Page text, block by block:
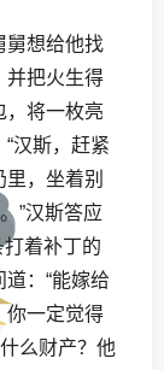
想给他找
并把火生得
，将一枚亮
汉斯，赶紧
，坐着别
”汉斯答应
打着补丁的
：“能嫁给
你一定觉得
么财产？他